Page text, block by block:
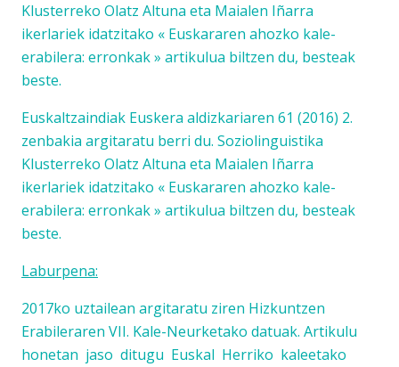
Klusterreko Olatz Altuna eta Maialen Iñarra
ikerlariek idatzitako « Euskararen ahozko kale-
erabilera: erronkak » artikulua biltzen du, besteak
beste.
Euskaltzaindiak Euskera aldizkariaren 61 (2016) 2.
zenbakia argitaratu berri du. Soziolinguistika
Klusterreko Olatz Altuna eta Maialen Iñarra
ikerlariek idatzitako « Euskararen ahozko kale-
erabilera: erronkak » artikulua biltzen du, besteak
beste.
Laburpena:
2017ko uztailean argitaratu ziren Hizkuntzen
Erabileraren VII. Kale-Neurketako datuak. Artikulu
honetan jaso ditugu Euskal Herriko kaleetako